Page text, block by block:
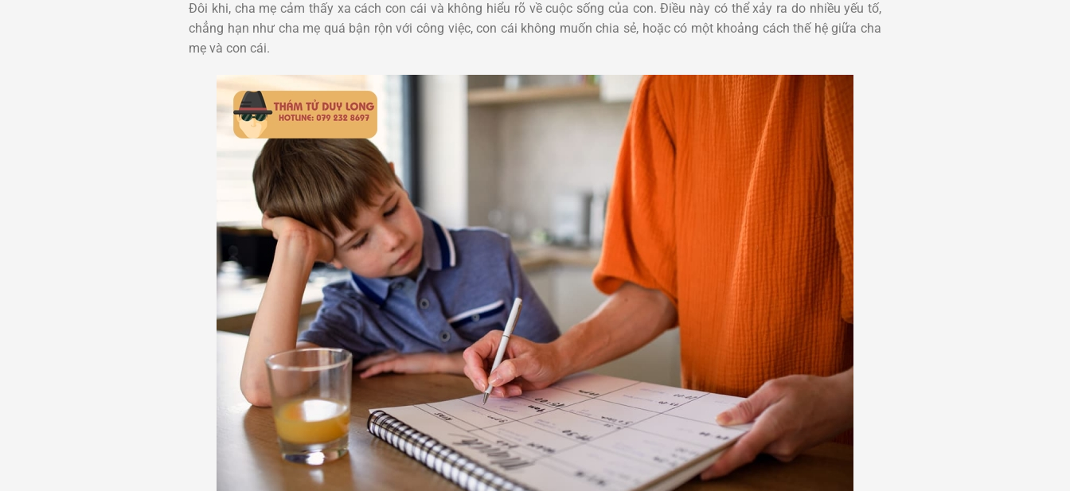
Đôi khi, cha mẹ cảm thấy xa cách con cái và không hiểu rõ về cuộc sống của con. Điều này có thể xảy ra do nhiều yếu tố,
chẳng hạn như cha mẹ quá bận rộn với công việc, con cái không muốn chia sẻ, hoặc có một khoảng cách thế hệ giữa cha
mẹ và con cái.